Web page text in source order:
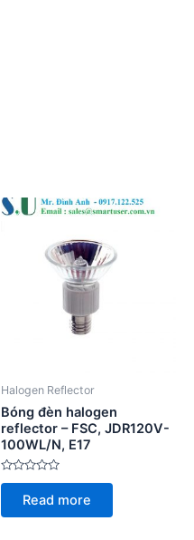
Halogen Reflector
Bóng đèn halogen
reflector – FSC, JDR120V-
100WL/N, E17
Rated
of
Read more